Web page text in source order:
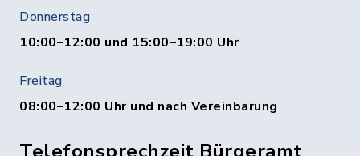
Donnerstag
10:00–12:00 und 15:00–19:00 Uhr
Freitag
08:00–12:00 Uhr und nach Vereinbarung